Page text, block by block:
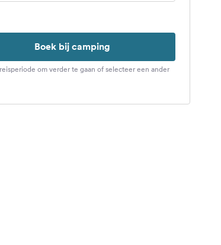
Boek bij camping
om verder te gaan of selecteer een ander